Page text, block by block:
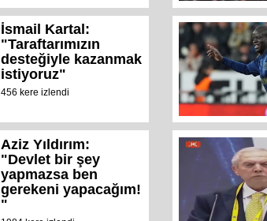
İsmail Kartal:
"Taraftarımızın
desteğiyle kazanmak
istiyoruz"
456 kere izlendi
Aziz Yıldırım:
"Devlet bir şey
yapmazsa ben
gerekeni yapacağım!
"